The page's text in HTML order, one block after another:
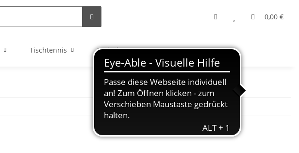
0,00 €
Tischtennis Freizeit